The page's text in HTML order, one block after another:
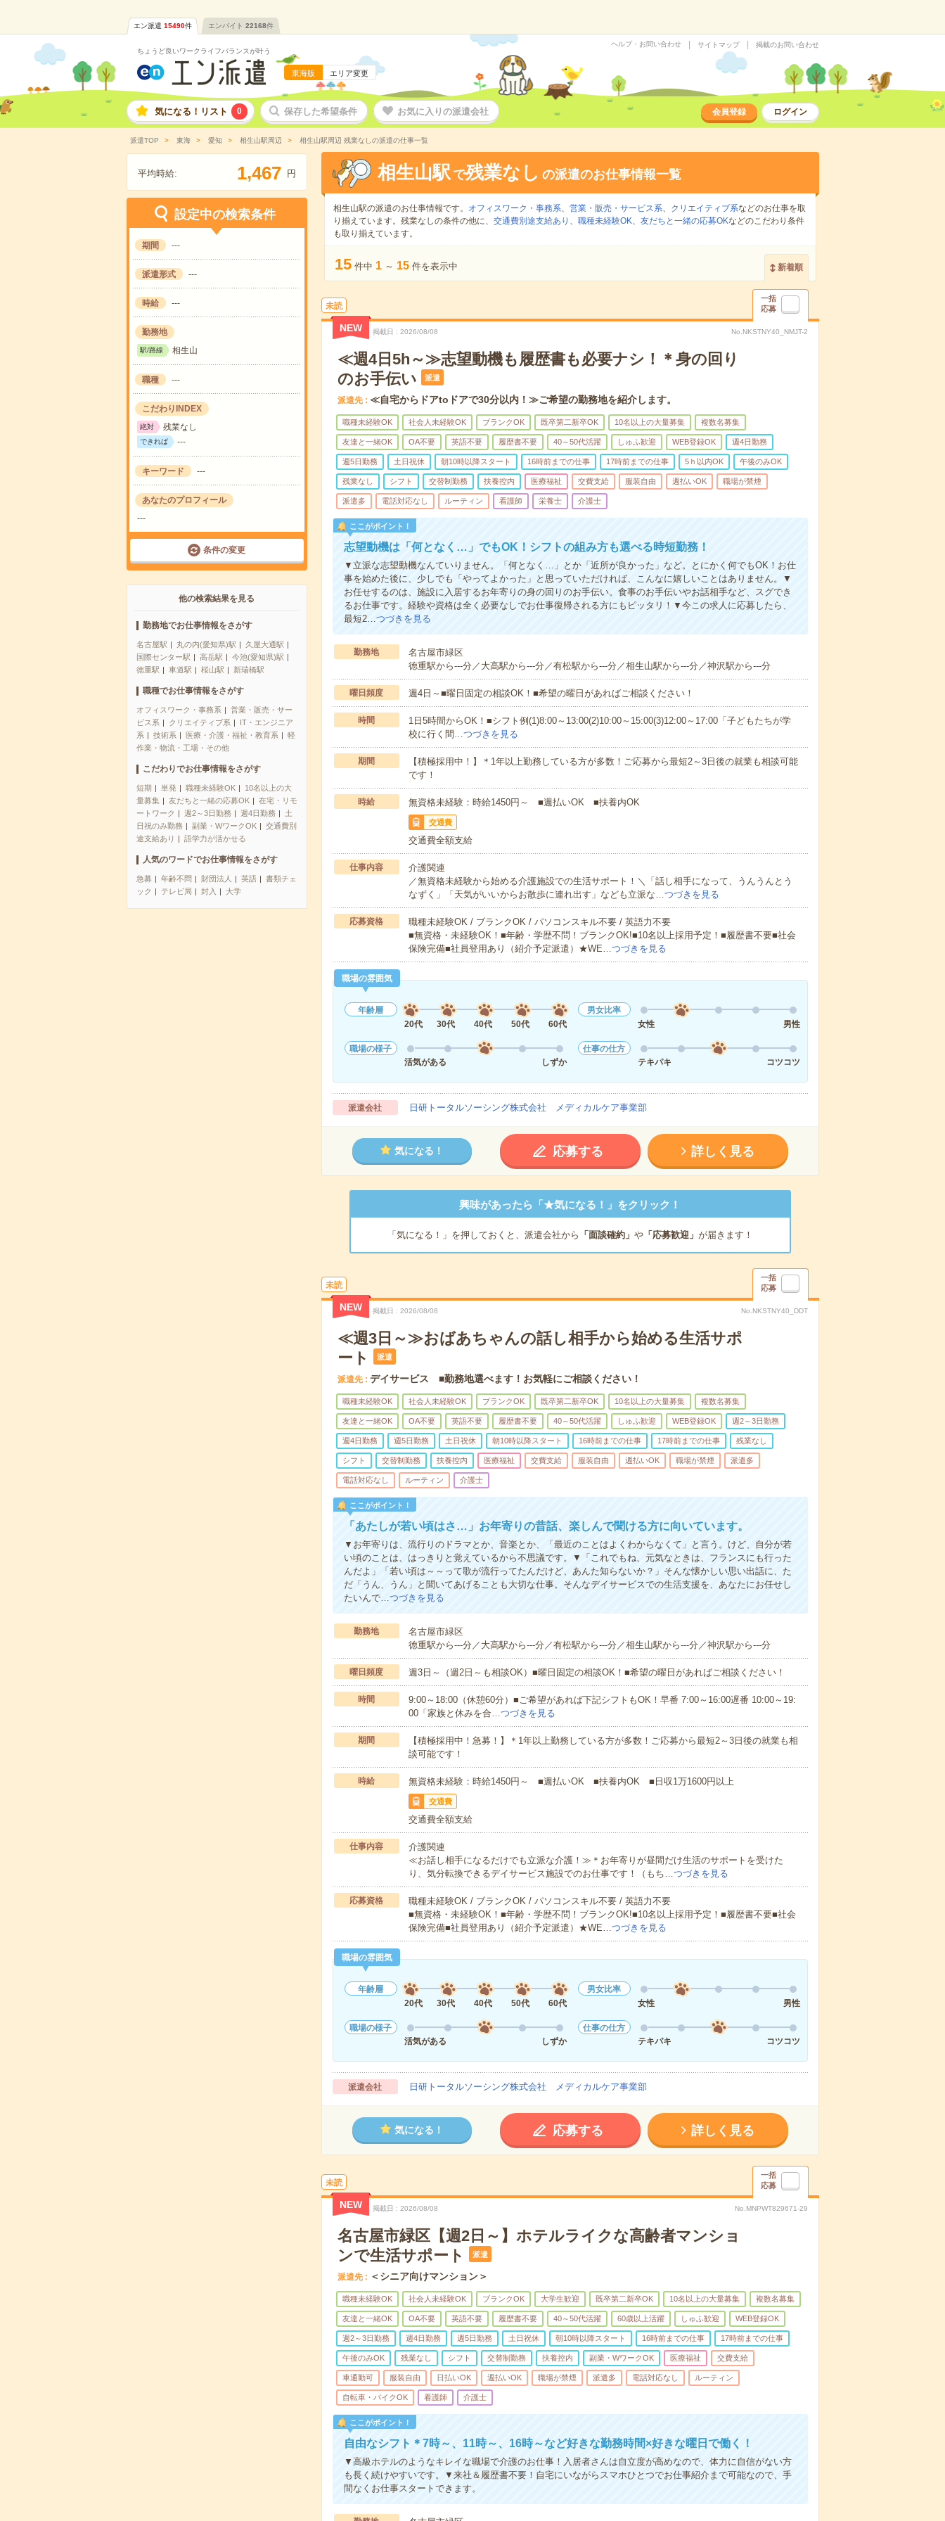
エン派遣 15490件 エンバイト 22168件
ちょうど良いワークライフバランスが叶う
東海版 エリア変更
ヘルプ・お問い合わせ サイトマップ 掲載のお問い合わせ
気になる！リスト 0 保存した希望条件 お気に入りの派遣会社 会員登録 ログイン
派遣TOP 東海 愛知 相生山駅周辺 相生山駅周辺 残業なしの派遣の仕事一覧
平均時給: 1,467 円
設定中の検索条件
期間 ---
派遣形式 ---
時給 ---
勤務地
駅/路線 相生山
職種 ---
こだわりINDEX
絶対 残業なし
できれば ---
キーワード ---
あなたのプロフィール
---
条件の変更
他の検索結果を見る
勤務地でお仕事情報をさがす
名古屋駅 丸の内(愛知県)駅
久屋大通駅
国際センター駅
高岳駅
今池(愛知県)駅
徳重駅
車道駅 桜山駅 新瑞橋駅
職種でお仕事情報をさがす
オフィスワーク・事務系
営業・販売・サー
ビス系
クリエイティブ系
IT・エンジニア
系
技術系 医療・介護・福祉・教育系
軽
作業・物流・工場・その他
こだわりでお仕事情報をさがす
短期 単発 職種未経験OK
10名以上の大
量募集
友だちと一緒の応募OK
在宅・リモ
ートワーク
週2～3日勤務 週4日勤務
土
日祝のみ勤務
副業・WワークOK
交通費別
途支給あり
語学力が活かせる
人気のワードでお仕事情報をさがす
急募 年齢不問 財団法人 英語
書類チェ
ック
テレビ局 封入 大学
相生山駅 で残業なし の派遣のお仕事情報一覧
相生山駅の派遣のお仕事情報です。 オフィスワーク・事務系、 営業・販売・サービス系、 クリエイティブ系などのお仕事を取
り揃えています。残業なしの条件の他に、 交通費別途支給あり 、 職種未経験OK、 友だちと一緒の応募OKなどのこだわり条件
も取り揃えています。
15 件中 1 ～ 15 件を表示中 新着順
未読
一括
応募
NEW 掲載日 2026/08/08 No.NKSTNY40_NMJT-2
≪週4日5h～≫志望動機も履歴書も必要ナシ！＊身の回り
のお手伝い
派遣
派遣先 ≪自宅からドアtoドアで30分以内！≫ご希望の勤務地を紹介します。
職種未経験OK 社会人未経験OK ブランクOK 既卒第二新卒OK 10名以上の大量募集 複数名募集
友達と一緒OK OA不要 英語不要 履歴書不要 40～50代活躍 しゅふ歓迎 WEB登録OK 週4日勤務
週5日勤務 土日祝休 朝10時以降スタート 16時前までの仕事 17時前までの仕事 5ｈ以内OK 午後のみOK
残業なし シフト 交替制勤務 扶養控内 医療福祉 交費支給 服装自由 週払いOK 職場が禁煙
派遣多 電話対応なし ルーティン 看護師 栄養士 介護士
ここがポイント！
志望動機は「何となく…」でもOK！シフトの組み方も選べる時短勤務！
▼立派な志望動機なんていりません。「何となく…」とか「近所が良かった」など。とにかく何でもOK！お仕
事を始めた後に、少しでも「やってよかった」と思っていただければ、こんなに嬉しいことはありません。▼
お任せするのは、施設に入居するお年寄りの身の回りのお手伝い。食事のお手伝いやお話相手など、スグでき
るお仕事です。経験や資格は全く必要なしでお仕事復帰される方にもピッタリ！▼今この求人に応募したら、
最短2…つづきを見る
勤務地
名古屋市緑区
徳重駅から---分／大高駅から---分／有松駅から---分／相生山駅から---分／神沢駅から---分
曜日頻度 週4日～■曜日固定の相談OK！■希望の曜日があればご相談ください！
時間
1日5時間からOK！■シフト例(1)8:00～13:00(2)10:00～15:00(3)12:00～17:00「子どもたちが学
校に行く間…つづきを見る
期間
【積極採用中！】＊1年以上勤務している方が多数！ご応募から最短2～3日後の就業も相談可能
です！
時給 無資格未経験：時給1450円～ ■週払いOK ■扶養内OK
交通費
交通費全額支給
仕事内容
介護関連
／無資格未経験から始める介護施設での生活サポート！＼「話し相手になって、うんうんとう
なずく」「天気がいいからお散歩に連れ出す」なども立派な…つづきを見る
応募資格
職種未経験OK / ブランクOK / パソコンスキル不要 / 英語力不要
■無資格・未経験OK！■年齢・学歴不問！ブランクOK!■10名以上採用予定！■履歴書不要■社会
保険完備■社員登用あり（紹介予定派遣）★WE…つづきを見る
職場の雰囲気
年齢層
20代
30代 40代 50代 60代
男女比率
女性
男性
職場の様子
活気がある
しずか
仕事の仕方
テキパキ
コツコツ
派遣会社 日研トータルソーシング株式会社 メディカルケア事業部
気になる！ 応募する 詳しく見る
興味があったら「★気になる！」をクリック！
「気になる！」を押しておくと、派遣会社から 「面談確約」 や「応募歓迎」 が届きます！
未読
一括
応募
NEW 掲載日 2026/08/08 No.NKSTNY40_DDT
≪週3日～≫おばあちゃんの話し相手から始める生活サポ
ート
派遣
派遣先 デイサービス ■勤務地選べます！お気軽にご相談ください！
職種未経験OK 社会人未経験OK ブランクOK 既卒第二新卒OK 10名以上の大量募集 複数名募集
友達と一緒OK OA不要 英語不要 履歴書不要 40～50代活躍 しゅふ歓迎 WEB登録OK 週2～3日勤務
週4日勤務 週5日勤務 土日祝休 朝10時以降スタート 16時前までの仕事 17時前までの仕事 残業なし
シフト 交替制勤務 扶養控内 医療福祉 交費支給 服装自由 週払いOK 職場が禁煙 派遣多
電話対応なし ルーティン 介護士
ここがポイント！
「あたしが若い頃はさ…」お年寄りの昔話、楽しんで聞ける方に向いています。
▼お年寄りは、流行りのドラマとか、音楽とか、「最近のことはよくわからなくて」と言う。けど、自分が若
い頃のことは、はっきりと覚えているから不思議です。▼「これでもね、元気なときは、フランスにも行った
んだよ」「若い頃は～～って歌が流行ってたんだけど、あんた知らないか？」そんな懐かしい思い出話に、た
だ「うん、うん」と聞いてあげることも大切な仕事。そんなデイサービスでの生活支援を、あなたにお任せし
たいんで…つづきを見る
勤務地
名古屋市緑区
徳重駅から---分／大高駅から---分／有松駅から---分／相生山駅から---分／神沢駅から---分
曜日頻度 週3日～（週2日～も相談OK）■曜日固定の相談OK！■希望の曜日があればご相談ください！
時間
9:00～18:00（休憩60分）■ご希望があれば下記シフトもOK！早番 7:00～16:00遅番 10:00～19:
00「家族と休みを合…つづきを見る
期間
【積極採用中！急募！】＊1年以上勤務している方が多数！ご応募から最短2～3日後の就業も相
談可能です！
時給 無資格未経験：時給1450円～ ■週払いOK ■扶養内OK ■日収1万1600円以上
交通費
交通費全額支給
仕事内容
介護関連
≪お話し相手になるだけでも立派な介護！≫＊お年寄りが昼間だけ生活のサポートを受けた
り、気分転換できるデイサービス施設でのお仕事です！（もち…つづきを見る
応募資格
職種未経験OK / ブランクOK / パソコンスキル不要 / 英語力不要
■無資格・未経験OK！■年齢・学歴不問！ブランクOK!■10名以上採用予定！■履歴書不要■社会
保険完備■社員登用あり（紹介予定派遣）★WE…つづきを見る
職場の雰囲気
年齢層
20代
30代 40代 50代 60代
男女比率
女性
男性
職場の様子
活気がある
しずか
仕事の仕方
テキパキ
コツコツ
派遣会社 日研トータルソーシング株式会社 メディカルケア事業部
気になる！ 応募する 詳しく見る
未読
一括
応募
NEW 掲載日 2026/08/08 No.MNPWT829671-29
名古屋市緑区【週2日～】ホテルライクな高齢者マンショ
ンで生活サポート
派遣
派遣先 ＜シニア向けマンション＞
職種未経験OK 社会人未経験OK ブランクOK 大学生歓迎 既卒第二新卒OK 10名以上の大量募集 複数名募集
友達と一緒OK OA不要 英語不要 履歴書不要 40～50代活躍 60歳以上活躍 しゅふ歓迎 WEB登録OK
週2～3日勤務 週4日勤務 週5日勤務 土日祝休 朝10時以降スタート 16時前までの仕事 17時前までの仕事
午後のみOK 残業なし シフト 交替制勤務 扶養控内 副業・WワークOK 医療福祉 交費支給
車通勤可 服装自由 日払いOK 週払いOK 職場が禁煙 派遣多 電話対応なし ルーティン
自転車・バイクOK 看護師 介護士
ここがポイント！
自由なシフト＊7時～、11時～、16時～など好きな勤務時間×好きな曜日で働く！
▼高級ホテルのようなキレイな職場で介護のお仕事！入居者さんは自立度が高めなので、体力に自信がない方
も長く続けやすいです。▼来社＆履歴書不要！自宅にいながらスマホひとつでお仕事紹介まで可能なので、手
間なくお仕事スタートできます。